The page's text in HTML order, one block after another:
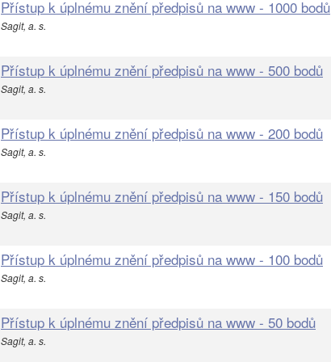
Přístup k úplnému znění předpisů na www - 1000 bodů
Sagit, a. s.
Přístup k úplnému znění předpisů na www - 500 bodů
Sagit, a. s.
Přístup k úplnému znění předpisů na www - 200 bodů
Sagit, a. s.
Přístup k úplnému znění předpisů na www - 150 bodů
Sagit, a. s.
Přístup k úplnému znění předpisů na www - 100 bodů
Sagit, a. s.
Přístup k úplnému znění předpisů na www - 50 bodů
Sagit, a. s.